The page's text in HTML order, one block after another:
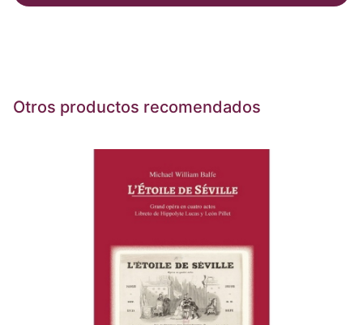
Otros productos recomendados